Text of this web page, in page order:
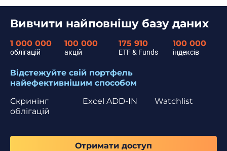
Вивчити найповнішу базу даних
1 000 000
облігацій
100 000
акцій
175 910
ETF & Funds
100 000
індексів
Відстежуйте свій портфель
найефективнішим способом
Скринінг
облігацій
Watchlist
Excel ADD-IN
Отримати доступ